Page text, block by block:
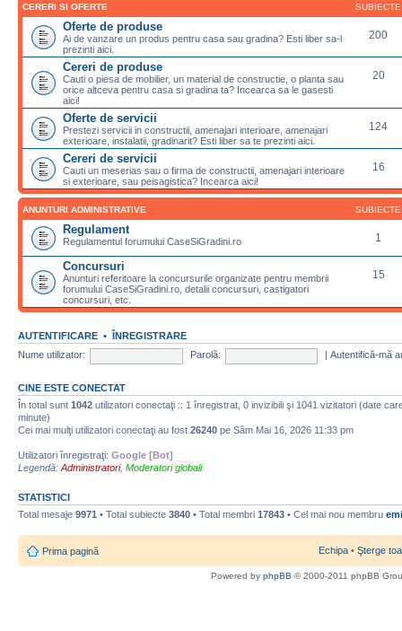
CERERI SI OFERTE SUBIECTE
Oferte de produse
Ai de vanzare un produs pentru casa sau gradina? Esti liber sa-l
prezinti aici.
200
Cereri de produse
Cauti o piesa de mobilier, un material de constructie, o planta sau
orice altceva pentru casa si gradina ta? Incearca sa le gasesti
aici!
20
Oferte de servicii
Prestezi servicii in constructii, amenajari interioare, amenajari
exterioare, instalatii, gradinarit? Esti liber sa te prezinti aici.
124
Cereri de servicii
Cauti un meserias sau o firma de constructii, amenajari interioare
si exterioare, sau peisagistica? Incearca aici!
16
ANUNTURI ADMINISTRATIVE SUBIECTE
Regulament
Regulamentul forumului CaseSiGradini.ro 1
Concursuri
Anunturi referitoare la concursurile organizate pentru membrii
forumului CaseSiGradini.ro, detalii concursuri, castigatori
concursuri, etc.
15
AUTENTIFICARE • ÎNREGISTRARE
Nume utilizator:
Parolă: Autentifică-mă
CINE ESTE CONECTAT
În total sunt 1042 utilizatori conectaţi :: 1 înregistrat, 0 invizibili şi 1041 vizitatori (date
minute)
Cei mai mulţi utilizatori conectaţi au fost 26240 pe Sâm Mai 16, 2026 11:33 pm
Utilizatori înregistraţi: Google [Bot]
Legendă: Administratori, Moderatori globali
STATISTICI
Total mesaje 9971 • Total subiecte 3840 • Total membri 17843 • Cel mai nou membru
Prima pagină Echipa • Şterge
Powered by phpBB © 2000-2011 phpBB